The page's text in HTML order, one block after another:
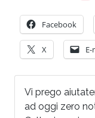
Facebook
X
Vi prego
ad oggi zero